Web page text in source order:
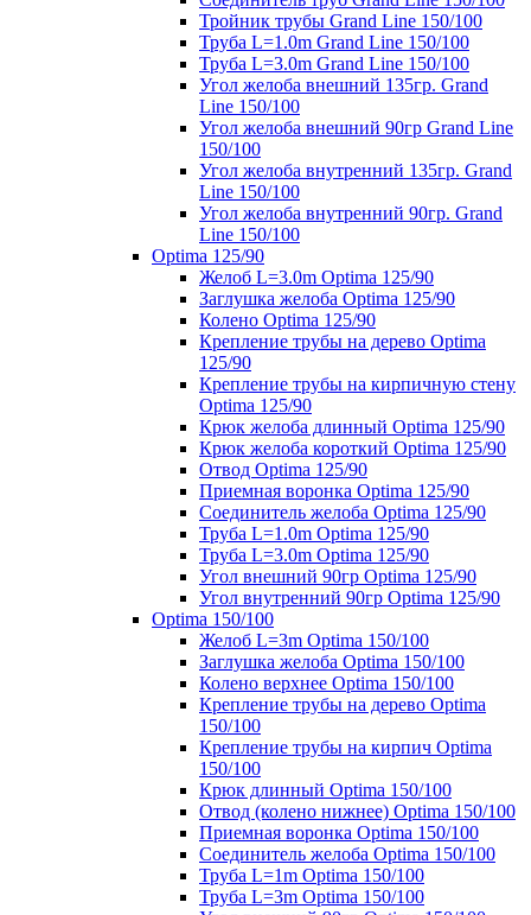
Тройник трубы Grand Line 150/100
Труба L=1.0m Grand Line 150/100
Труба L=3.0m Grand Line 150/100
Угол желоба внешний 135гр. Grand
Line 150/100
Угол желоба внешний 90гр Grand Line
150/100
Угол желоба внутренний 135гр. Grand
Line 150/100
Угол желоба внутренний 90гр. Grand
Line 150/100
Optima 125/90
Желоб L=3.0m Optima 125/90
Заглушка желоба Optima 125/90
Колено Optima 125/90
Крепление трубы на дерево Optima
125/90
Крепление трубы на кирпичную стену
Optima 125/90
Крюк желоба длинный Optima 125/90
Крюк желоба короткий Optima 125/90
Отвод Optima 125/90
Приемная воронка Optima 125/90
Соединитель желоба Optima 125/90
Труба L=1.0m Optima 125/90
Труба L=3.0m Optima 125/90
Угол внешний 90гр Optima 125/90
Угол внутренний 90гр Optima 125/90
Optima 150/100
Желоб L=3m Optima 150/100
Заглушка желоба Optima 150/100
Колено верхнее Optima 150/100
Крепление трубы на дерево Optima
150/100
Крепление трубы на кирпич Optima
150/100
Крюк длинный Optima 150/100
Отвод (колено нижнее) Optima 150/100
Приемная воронка Optima 150/100
Соединитель желоба Optima 150/100
Труба L=1m Optima 150/100
Труба L=3m Optima 150/100